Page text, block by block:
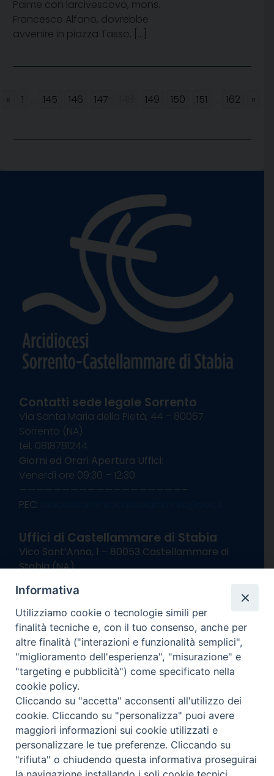
Palme con larcivescovo, mons.
Francesco Alfano, dovrebbe
avvenire in piazza Tasso. […]
« 1 145 146 147 149 150 151 162 »
Contatti sede legale Sorrento
Via Santa Maria della Pietà, 44 – 80067
Sorrento (NA)
tel. 0818781244
Giorni ed Orari Apertura Uffici:
Venerdì ore 09:30 – 12:30
———————————————————–
PEC:
Uffici di Castellammare di Stabia
Vico Sant’Anna, 1 – 80053 Castellammare di
Stabia (NA)
Giorni ed Orari Apertura Uffici:
Lunedì e Mercoledì ore 09:00 – 13:00
Uffici Matrimoni:
Lunedì e Mercoledì ore 09:30 – 12:30
seguici su
Channel
Informativa Privacy
COPYRIGHT © 2013-2025
Informativa
Utilizziamo cookie o tecnologie simili per
finalità tecniche e, con il tuo consenso, anche per
altre finalità ("interazioni e funzionalità semplici",
"miglioramento dell'esperienza", "misurazione" e
"targeting e pubblicità") come specificato nella
cookie policy.
Cliccando su "accetta" acconsenti all'utilizzo dei
cookie. Cliccando su "personalizza" puoi avere
maggiori informazioni sui cookie utilizzati e
personalizzare le tue preferenze. Cliccando su
"rifiuta" o chiudendo questa informativa proseguirai